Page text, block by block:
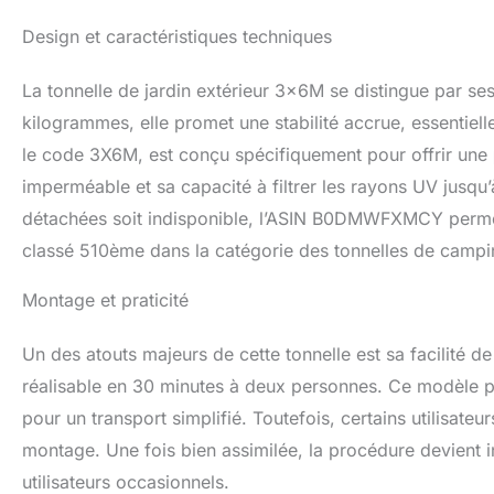
trous de fuite,
pavillon pliant
en acier est sûre
pression. Pour
3x6, nous vous
cas de forte
⛱️Le cadre en
cadre de la tente
rapide et simple.
être rangée
119 x 39 x 28
déplacements.
Design et caractéristiques techniques
La tonnelle de jardin extérieur 3x6M se distingue par
kilogrammes, elle promet une stabilité accrue,
le code 3X6M, est conçu spécifiquement pour offrir
imperméable et sa capacité à filtrer les rayons UV
détachées soit indisponible, l’ASIN B0DMWFXMCY
classé 510ème dans la catégorie des tonnelles de
Montage et praticité
Un des atouts majeurs de cette tonnelle est sa facilité
réalisable en 30 minutes à deux personnes. Ce modèle
pour un transport simplifié. Toutefois, certains
montage. Une fois bien assimilée, la procédure
utilisateurs occasionnels.